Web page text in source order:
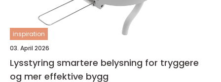
inspiration
03. April 2026
Lysstyring smartere belysning for tryggere
og mer effektive bygg